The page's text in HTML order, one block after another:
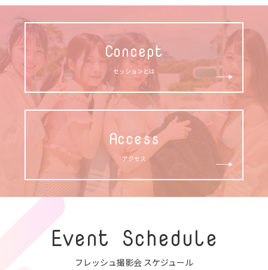
Concept
セッションとは
Access
アクセス
Event Schedule
フレッシュ撮影会 スケジュール